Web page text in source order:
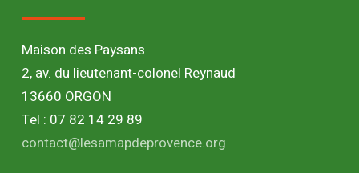
Maison des Paysans
2, av. du lieutenant-colonel Reynaud
13660 ORGON
Tel : 07 82 14 29 89
contact@lesamapdeprovence.org